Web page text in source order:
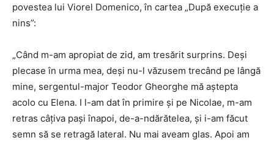
povestea lui Viorel Domenico, în cartea „După execuţie a
nins”:
„Când m-am apropiat de zid, am tresărit surprins. Deşi
plecase în urma mea, deşi nu-l văzusem trecând pe lângă
mine, sergentul-major Teodor Gheorghe mă aştepta
acolo cu Elena. I l-am dat în primire şi pe Nicolae, m-am
retras câţiva paşi înapoi, de-a-ndărătelea, şi i-am făcut
semn să se retragă lateral. Nu mai aveam glas. Apoi am